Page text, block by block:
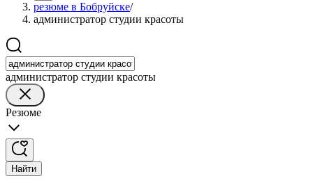
резюме в Бобруйске/
администратор студии красоты
администратор студии красоты
Резюме
Найти